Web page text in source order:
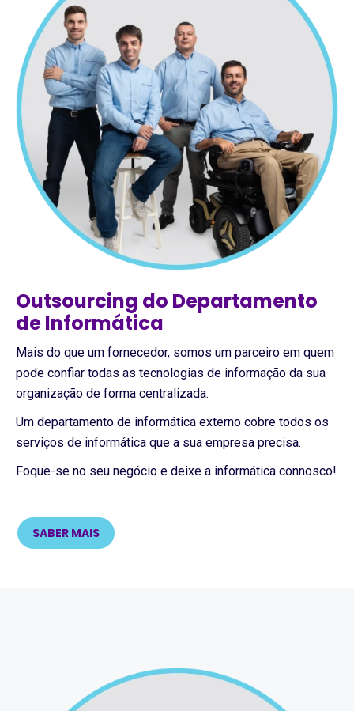
Outsourcing do Departamento
de Informática
Mais do que um fornecedor, somos um parceiro em quem
pode confiar todas as tecnologias de informação da sua
organização de forma centralizada.
Um departamento de informática externo cobre todos os
serviços de informática que a sua empresa precisa.
Foque-se no seu negócio e deixe a informática connosco!
SABER MAIS